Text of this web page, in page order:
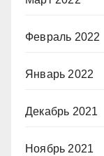
Февраль 2022
Январь 2022
Декабрь 2021
Ноябрь 2021